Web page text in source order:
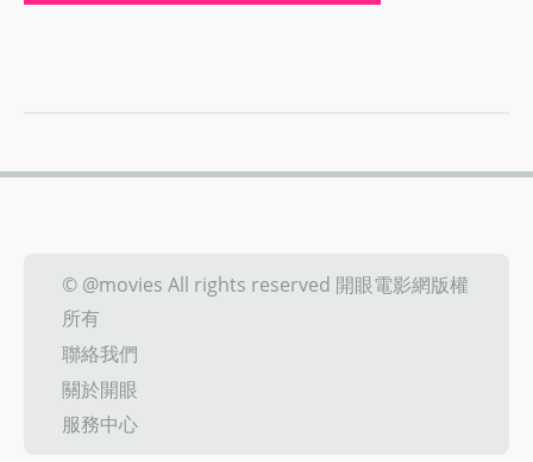
© @movies All rights reserved 開眼電影網版權
所有
聯絡我們
關於開眼
服務中心